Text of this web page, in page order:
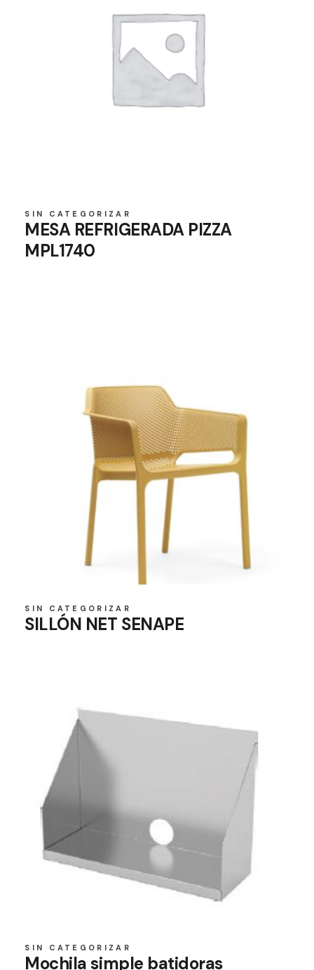
SIN CATEGORIZAR
MESA REFRIGERADA PIZZA
MPL1740
SIN CATEGORIZAR
SILLÓN NET SENAPE
SIN CATEGORIZAR
Mochila simple batidoras